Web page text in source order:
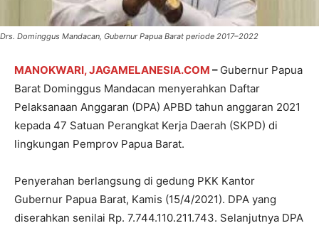
Drs. Dominggus Mandacan, Gubernur Papua Barat periode 2017–2022
MANOKWARI, JAGAMELANESIA.COM – Gubernur Papua
Barat Dominggus Mandacan menyerahkan Daftar
Pelaksanaan Anggaran (DPA) APBD tahun anggaran 2021
kepada 47 Satuan Perangkat Kerja Daerah (SKPD) di
lingkungan Pemprov Papua Barat.
Penyerahan berlangsung di gedung PKK Kantor
Gubernur Papua Barat, Kamis (15/4/2021). DPA yang
diserahkan senilai Rp. 7.744.110.211.743. Selanjutnya DPA